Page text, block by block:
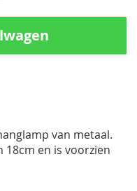
van metaal.
18cm en is voorzien